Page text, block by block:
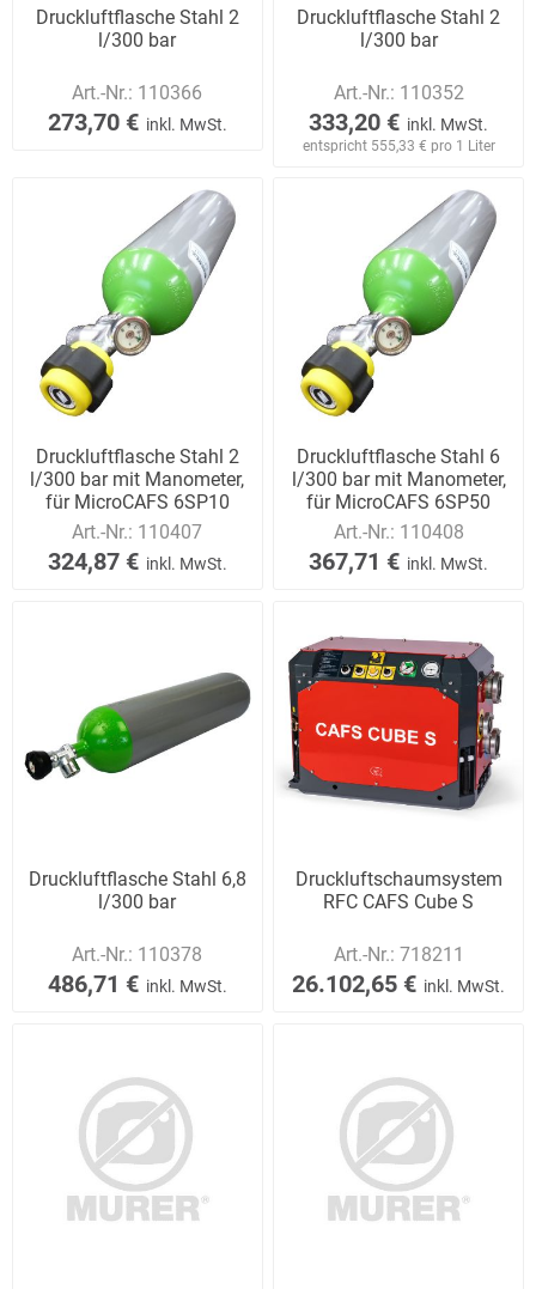
Druckluftflasche Stahl 2
l/300 bar
Art.-Nr.: 110366
273,70 € inkl. MwSt.
Druckluftflasche Stahl 2
l/300 bar
Art.-Nr.: 110352
333,20 € inkl. MwSt.
entspricht 555,33 € pro 1 Liter
Druckluftflasche Stahl 2
l/300 bar mit Manometer,
für MicroCAFS 6SP10
Art.-Nr.: 110407
324,87 € inkl. MwSt.
Druckluftflasche Stahl 6
l/300 bar mit Manometer,
für MicroCAFS 6SP50
Trolley un
Art.-Nr.: 110408
367,71 € inkl. MwSt.
Druckluftflasche Stahl 6,8
l/300 bar
Art.-Nr.: 110378
486,71 € inkl. MwSt.
Druckluftschaumsystem
RFC CAFS Cube S
Art.-Nr.: 718211
26.102,65 € inkl. MwSt.